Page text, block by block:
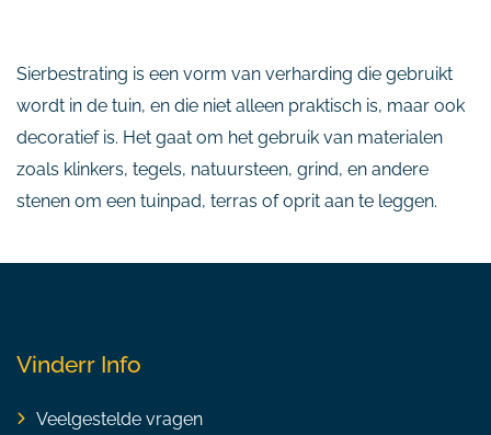
Sierbestrating is een vorm van verharding die gebruikt
wordt in de tuin, en die niet alleen praktisch is, maar ook
decoratief is. Het gaat om het gebruik van materialen
zoals klinkers, tegels, natuursteen, grind, en andere
stenen om een tuinpad, terras of oprit aan te leggen.
Vinderr Info
Veelgestelde vragen